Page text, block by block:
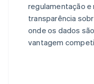
regulamentação
transparência
onde os dados
vantagem